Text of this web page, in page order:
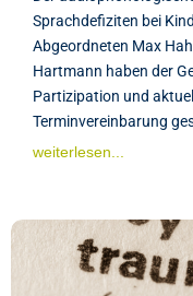
Sprachdefiziten bei
Abgeordneten Max
Hartmann haben der
Partizipation und
Terminvereinbarung
weiterlesen...